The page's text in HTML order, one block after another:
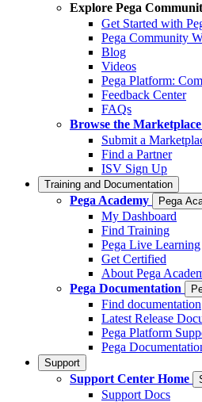
Explore Pega
Get Started with
Pega Community
Blog
Videos
Pega Platform:
Feedback Center
FAQs
Browse the Marketplace
Submit a
Find a Partner
ISV Sign Up
Training and Documentation
Pega Academy Pega
My Dashboard
Find Training
Pega Live Learning
Get Certified
About Pega
Pega Documentation
Find documentation
Latest Release
Pega Platform
Pega
Support
Support Center Home
Support Docs